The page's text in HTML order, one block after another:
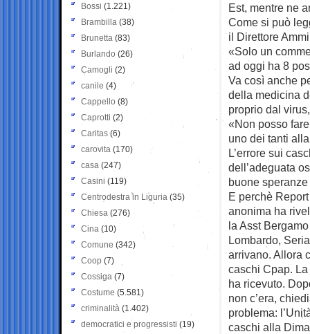
Est, mentre ne
Come si può
il Direttore
«Solo un
ad oggi ha 8
Va così anche
della medicina
proprio dal
«Non posso
uno dei tanti
L’errore sui
dell’adeguata
buone
E perchè
anonima ha
la Asst
Lombardo,
arrivano. Allora
caschi Cpap.
ha ricevuto.
non c’era,
problema:
caschi alla
Bossi (1.221)
Brambilla (38)
Brunetta (83)
Burlando (26)
Camogli (2)
canile (4)
Cappello (8)
Caprotti (2)
Caritas (6)
carovita (170)
casa (247)
Casini (119)
Centrodestra in Liguria (35)
Chiesa (276)
Cina (10)
Comune (342)
Coop (7)
Cossiga (7)
Costume (5.581)
criminalità (1.402)
democratici e progressisti (19)